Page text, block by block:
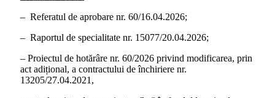
– Referatul de aprobare nr. 60/16.04.2026;
– Raportul de specialitate nr. 15077/20.04.2026;
– Proiectul de hotărâre nr. 60/2026 privind modificarea, prin
act adițional, a contractului de închiriere nr.
13205/27.04.2021,